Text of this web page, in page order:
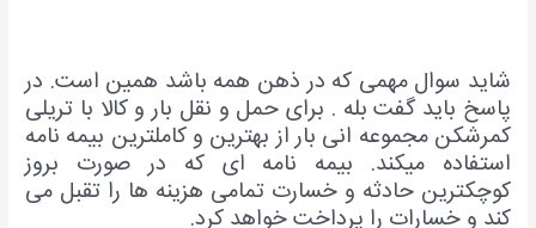
سوال مهمی که در ذهن همه باشد همین است. در
باید گفت بله . برای حمل و نقل بار و کالا با تریلی
مجموعه انی بار از بهترین و کاملترین بیمه نامه
میکند. بیمه نامه ای که در صورت بروز
حادثه و خسارت تمامی هزینه ها را تقبل می
و خسارات را پرداخت خواهد کرد.